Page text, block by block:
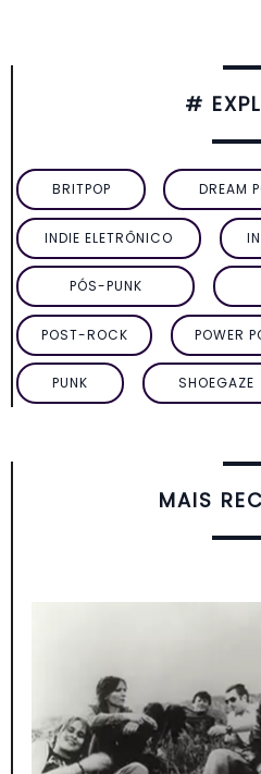
#
BRITPOP DREAM
INDIE ELETRÔNICO
PÓS-PUNK
POST-ROCK POWER
PUNK SHOEGAZE
MAIS